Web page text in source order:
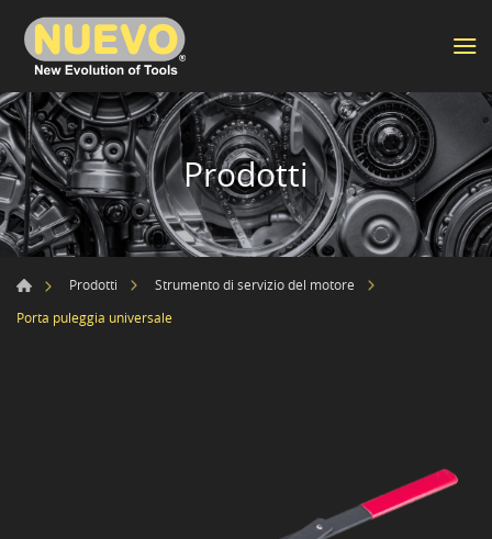
Prodotti
Prodotti
Strumento di servizio del motore
Porta puleggia universale